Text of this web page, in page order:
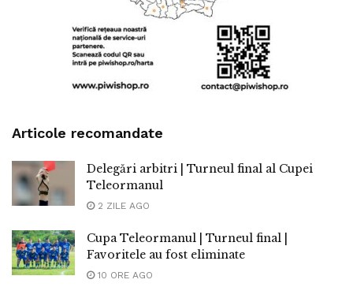
Articole recomandate
Delegări arbitri | Turneul final al Cupei
Teleormanul
2 ZILE AGO
Cupa Teleormanul | Turneul final |
Favoritele au fost eliminate
10 ORE AGO